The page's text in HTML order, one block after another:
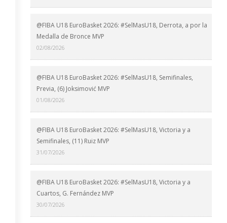
@FIBA U18 EuroBasket 2026: #SelMasU18, Derrota, a por la
Medalla de Bronce MVP
02/08/2026
@FIBA U18 EuroBasket 2026: #SelMasU18, Semifinales,
Previa, (6) Joksimović MVP
01/08/2026
@FIBA U18 EuroBasket 2026: #SelMasU18, Victoria y a
Semifinales, (11) Ruiz MVP
31/07/2026
@FIBA U18 EuroBasket 2026: #SelMasU18, Victoria y a
Cuartos, G. Fernández MVP
30/07/2026